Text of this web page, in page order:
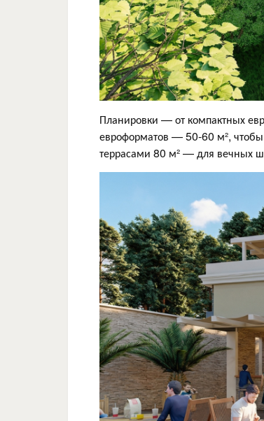
Планировки — от компактных
евроформатов — 50-60 м², чтобы
террасами 80 м² — для вечных